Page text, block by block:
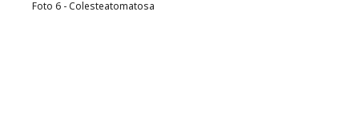
Foto 6 - Colesteatomatosa